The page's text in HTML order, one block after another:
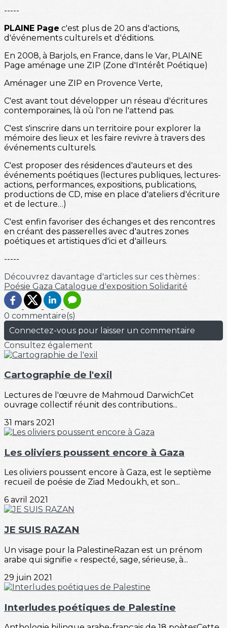
-----
PLAINE Page c'est plus de 20 ans d'actions,
d'événements culturels et d'éditions.
En 2008, à Barjols, en France, dans le Var, PLAINE
Page aménage une ZIP (Zone d'Intérêt Poétique)
Aménager une ZIP en Provence Verte,
C'est avant tout développer un réseau d'écritures
contemporaines, là où l'on ne l'attend pas.
C'est s'inscrire dans un territoire pour explorer la
mémoire des lieux et les faire revivre à travers des
événements culturels.
C'est proposer des résidences d'auteurs et des
événements poétiques (lectures publiques, lectures-
actions, performances, expositions, publications,
productions de CD, mise en place d'ateliers d'écriture
et de lecture…)
C'est enfin favoriser des échanges et des rencontres
en créant des passerelles avec d'autres zones
poétiques et artistiques d'ici et d'ailleurs.
-----
Découvrez davantage d'articles sur ces thèmes :
Poésie Gaza Catalogue d'exposition Solidarité
0 commentaire(s)
Connectez-vous pour laisser un commentaire
Consultez également
Cartographie de l'exil
Lectures de l'œuvre de Mahmoud DarwichCet
ouvrage collectif réunit des contributions...
31 mars 2021
Les oliviers poussent encore à Gaza
Les oliviers poussent encore à Gaza, est le septième
recueil de poésie de Ziad Medoukh, et son...
6 avril 2021
JE SUIS RAZAN
Un visage pour la PalestineRazan est un prénom
arabe qui signifie « respecté, sage, sérieuse, à...
29 juin 2021
Interludes poétiques de Palestine